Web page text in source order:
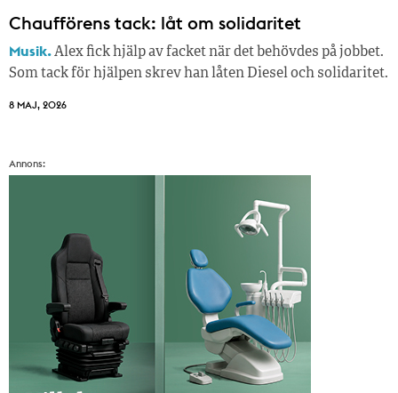
Chaufförens tack: låt om solidaritet
Musik.Alex fick hjälp av facket när det behövdes på jobbet.
Som tack för hjälpen skrev han låten Diesel och solidaritet.
8 MAJ, 2026
Annons: